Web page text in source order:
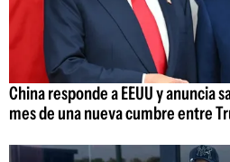
China responde a EEUU y anuncia
mes de una nueva cumbre entre